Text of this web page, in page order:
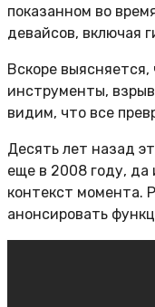
показанном во
девайсов, включая
Вскоре
инструменты,
видим, что все
Десять лет назад
еще в 2008 году, да
контекст момента.
анонсировать